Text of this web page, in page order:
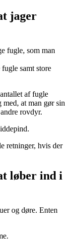
jager
fugle, som man
samt store
af fugle
at man gør sin
rovdyr.
retninger, hvis der
løber ind i
og døre. Enten